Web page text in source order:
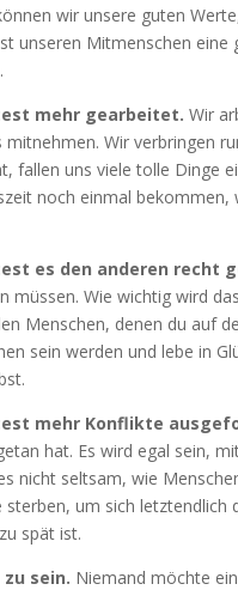
wir unsere guten
unseren Mitmenschen eine
mehr gearbeitet.Wir
Wir verbringen
fallen uns viele tolle Dinge
noch einmal
es den anderen recht
müssen. Wie wichtig wird
Menschen, denen du auf
sein werden und lebe in
mehr Konflikte
hat. Es wird egal sein,
nicht seltsam, wie
um sich letztendlich
spät ist.
sein. Niemand möchte